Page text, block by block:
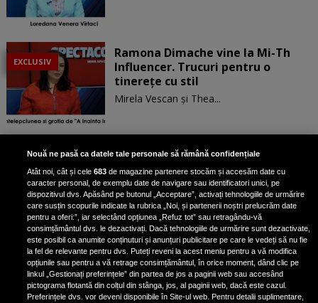
EXCLUSIV
Ramona Dimache vine la Mi-Th
Influencer. Trucuri pentru o
tinerețe cu stil
Mirela Vescan și Thea...
Interviu exclusiv cu Bogdan Iancu,
tânărul actor care îl interpretează
pe Dumi în serialul „Ana, mi-ai fost
scrisă în ADN”: „El este oaia neagră
a familiei”
EXCLUSIV
Interviu cu Karina Jianu: Povestea
din spatele rolului Anei Popa, în
noul serial Ana, mi-ai fost scrisă în
ADN
Nouă ne pasă ca datele tale personale să rămână confidențiale
Atât noi, cât și cele683 de magazine partenere stocăm și accesăm date cu
caracter personal, de exemplu date de navigare sau identificatori unici, pe
dispozitivul dvs. Apăsând pe butonul „Acceptare”, activați tehnologiile de urmărire
care susțin scopurile indicate la rubrica „Noi, și partenerii noștri prelucrăm date
pentru a oferi:”, iar selectând opțiunea „Refuz tot” sau retragându-vă
consimțământul dvs. le dezactivați. Dacă tehnologiile de urmărire sunt dezactivate,
este posibil ca anumite conținuturi și anunțuri publicitare pe care le vedeți să nu fie
la fel de relevante pentru dvs. Puteți reveni la acest meniu pentru a vă modifica
opțiunile sau pentru a vă retrage consimțământul, în orice moment, dând clic pe
linkul „Gestionați preferințele” din partea de jos a paginii web sau accesând
pictograma flotantă din colțul din stânga, jos, al paginii web, dacă este cazul.
Preferințele dvs. vor deveni disponibile în Site-ul web. Pentru detalii suplimentare,